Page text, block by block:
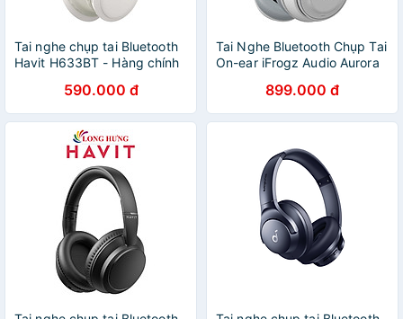
Tai nghe chụp tai Bluetooth
Havit H633BT - Hàng chính
590.000 đ
Tai Nghe Bluetooth Chụp Tai
On-ear iFrogz Audio Aurora
899.000 đ